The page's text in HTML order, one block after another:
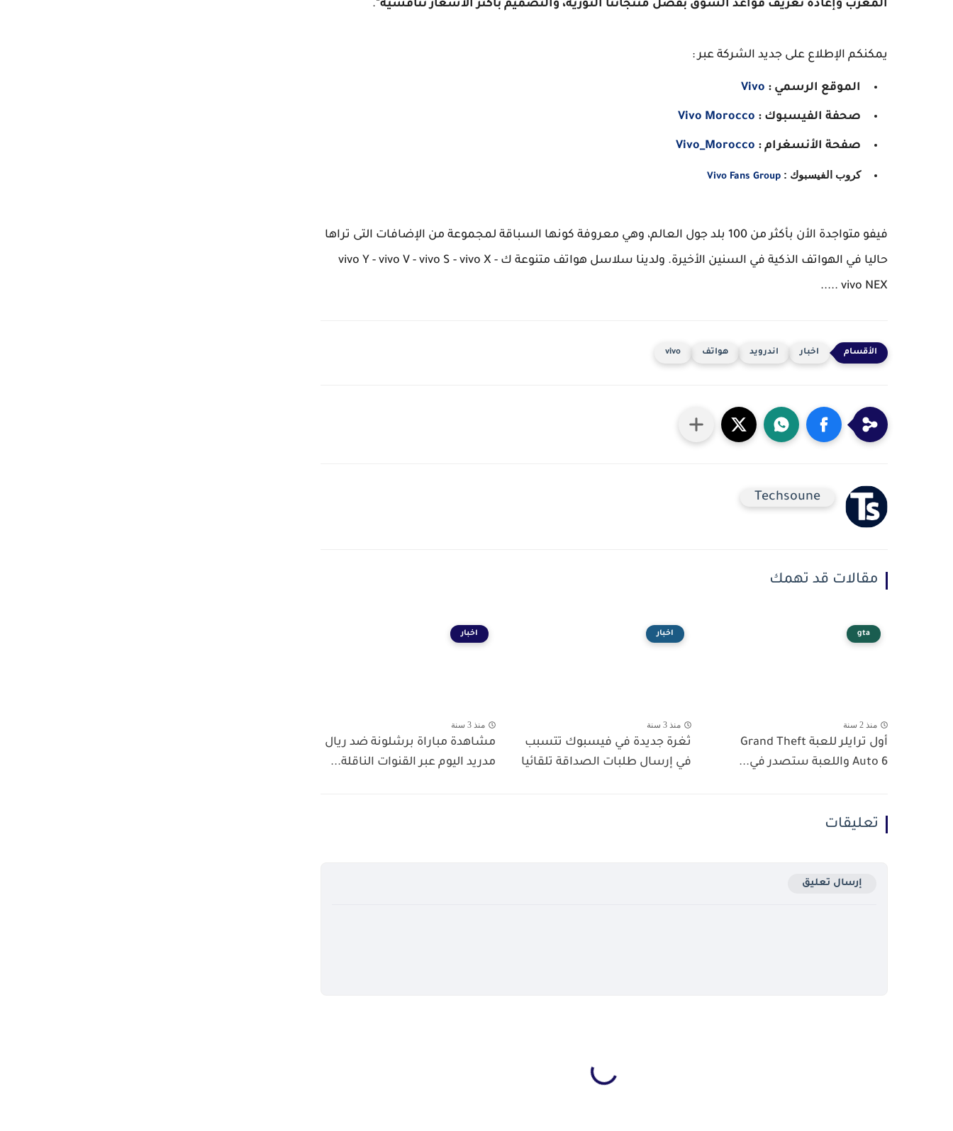
المغرب وإعادة تعريف قواعد السوق بفضل منتجاتنا الثورية، والتصميم بأكثر الأسعار تنافسية".
يمكنكم الإطلاع على جديد الشركة عبر :
الموقع الرسمي : Vivo
صحفة الفيسبوك : Vivo Morocco
صفحة الأنسغرام : Vivo_Morocco
كروب الفيسبوك : Vivo Fans Group
فيفو متواجدة الأن بأكثر من 100 بلد جول العالم، وهي معروفة كونها السباقة لمجموعة من الإضافات التى تراها
حاليا في الهواتف الذكية في السنين الأخيرة. ولدينا سلاسل هواتف متنوعة ك vivo Y - vivo V - vivo S - vivo X -
vivo NEX .....
اخبار اندرويد هواتف vivo
Techsoune
مقالات قد تهمك
gta
منذ 2 سنة
أول ترايلر للعبة Grand Theft
Auto 6 واللعبة ستصدر في...
اخبار
منذ 3 سنة
ثغرة جديدة في فيسبوك تتسبب
في إرسال طلبات الصداقة تلقائيا
اخبار
منذ 3 سنة
مشاهدة مباراة برشلونة ضد ريال
مدريد اليوم عبر القنوات الناقلة...
تعليقات
إرسال تعليق